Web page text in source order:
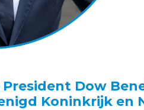
Dow
Koninkrijk en